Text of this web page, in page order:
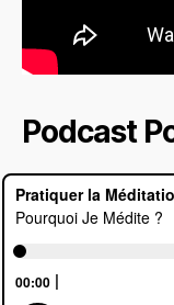
Podcast